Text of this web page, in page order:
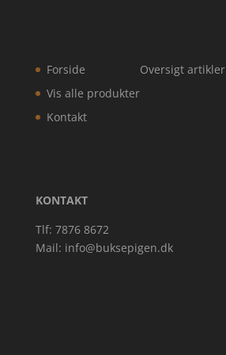
Forside
Vis alle produkter
Kontakt
Oversigt artikler
KONTAKT
Tlf: 7876 8672
Mail: info@buksepigen.dk